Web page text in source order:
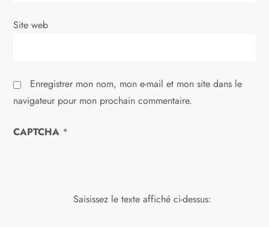
i
l
e
Site web
Enregistrer mon nom, mon e-mail et mon site dans le
navigateur pour mon prochain commentaire.
CAPTCHA *
Saisissez le texte affiché ci-dessus: